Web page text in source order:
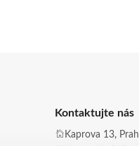
Kontaktujte nás
Kaprova 13,